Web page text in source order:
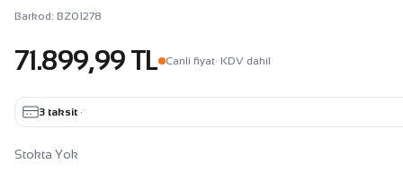
Barkod: BZ01278
71.899,99 TL Canli fiyat· KDV dahil
3 taksit ·
Stokta Yok